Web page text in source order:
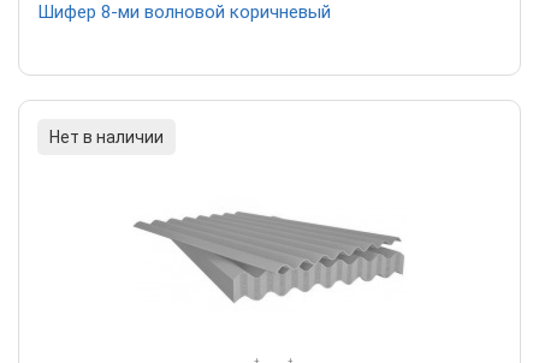
Шифер 8-ми волновой коричневый
Нет в наличии